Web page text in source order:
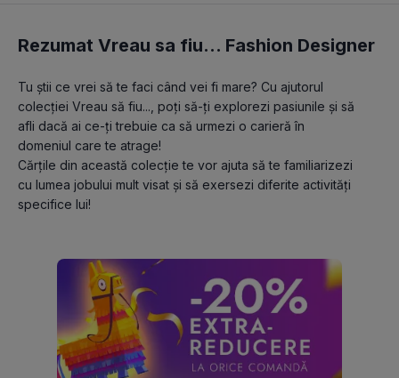
Rezumat Vreau sa fiu... Fashion Designer
Tu știi ce vrei să te faci când vei fi mare? Cu ajutorul
colecției Vreau să fiu..., poți să-ți explorezi pasiunile și să
afli dacă ai ce-ți trebuie ca să urmezi o carieră în
domeniul care te atrage!
Cărțile din această colecție te vor ajuta să te familiarizezi
cu lumea jobului mult visat și să exersezi diferite activități
specifice lui!